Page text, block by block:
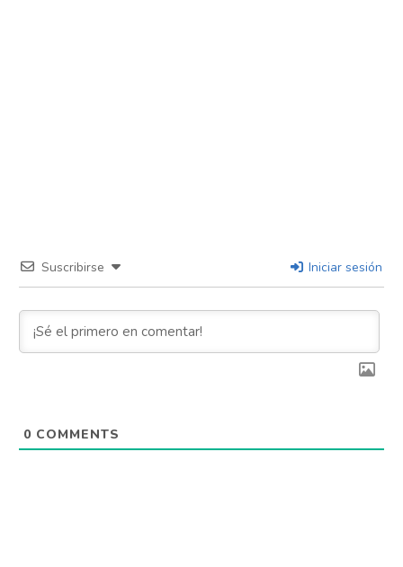
Suscribirse Iniciar sesión
0 COMMENTS